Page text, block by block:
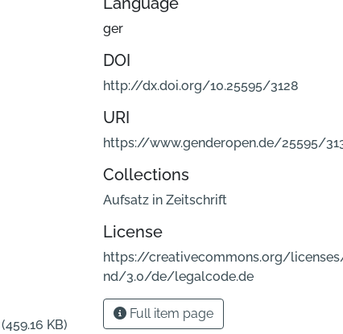
(459.16 KB)
ger
DOI
http://dx.doi.org/10.25595/3128
URI
https://www.genderopen.de/25595/
Collections
Aufsatz in Zeitschrift
License
https://creativecommons.org/
nd/3.0/de/legalcode.de
Full item page